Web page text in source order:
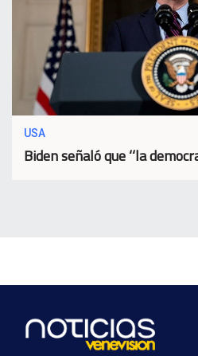
USA
Biden señaló que ‘‘la